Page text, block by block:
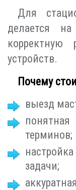
Для
делается
корректную
устройств.
Почему
выезд
терминов;
задачи;